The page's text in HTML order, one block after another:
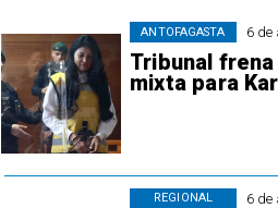
6 de
Tribunal
mixta para
ANTOFAGASTA
6 de
REGIONAL